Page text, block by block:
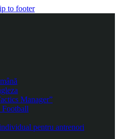
to footer
Manager”
pentru antrenori